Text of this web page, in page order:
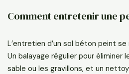
Comment entretenir une
L’entretien d’un sol béton peint
Un balayage régulier pour éliminer
sable ou les gravillons, et un